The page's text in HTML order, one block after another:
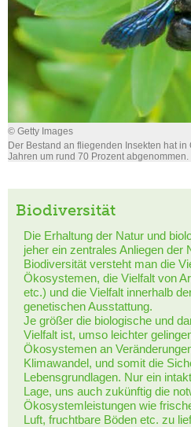
© Getty Images
Der Bestand an fliegenden Insekten hat
Jahren um rund 70 Prozent abgenommen.
Biodiversität
Die Erhaltung der Natur und
jeher ein zentrales Anliegen der
Biodiversität versteht man die
Ökosystemen, die Vielfalt von
etc.) und die Vielfalt innerhalb
genetischen Ausstattung.
Je größer die biologische und
Vielfalt ist, umso leichter
Ökosystemen an
Klimawandel, und somit die
Lebensgrundlagen. Nur ein
Lage, uns auch zukünftig die
Ökosystemleistungen wie
Luft, fruchtbare Böden etc. zu